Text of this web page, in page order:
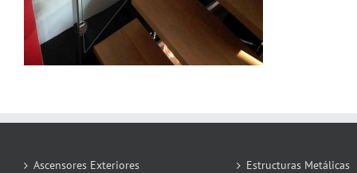
Ascensores Exteriores Estructuras Metálicas